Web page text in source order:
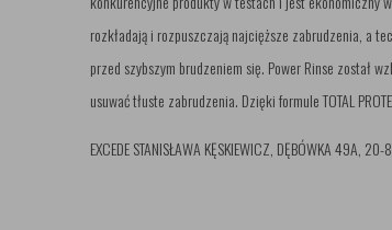
rozkładają i rozpuszczają najcięższe zabrudzenia, a
przed szybszym brudzeniem się. Power Rinse został
usuwać tłuste zabrudzenia. Dzięki formule TOTAL
EXCEDE STANISŁAWA KĘSKIEWICZ, DĘBÓWKA 49A,